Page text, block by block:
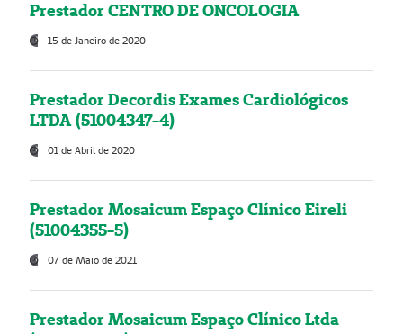
Prestador CENTRO DE ONCOLOGIA
15 de Janeiro de 2020
Prestador Decordis Exames Cardiológicos
LTDA (51004347-4)
01 de Abril de 2020
Prestador Mosaicum Espaço Clínico Eireli
(51004355-5)
07 de Maio de 2021
Prestador Mosaicum Espaço Clínico Ltda